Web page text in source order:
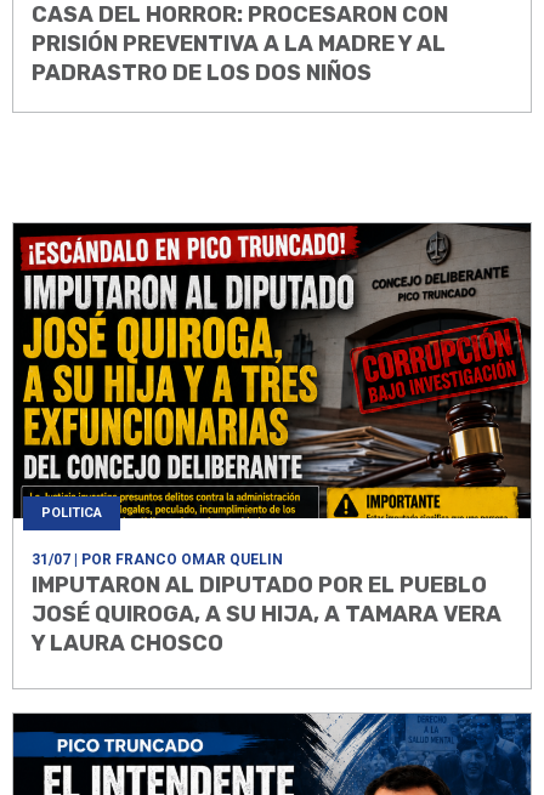
CASA DEL HORROR: PROCESARON CON
PRISIÓN PREVENTIVA A LA MADRE Y AL
PADRASTRO DE LOS DOS NIÑOS
POLITICA
31/07 | POR FRANCO OMAR QUELIN
IMPUTARON AL DIPUTADO POR EL PUEBLO
JOSÉ QUIROGA, A SU HIJA, A TAMARA VERA
Y LAURA CHOSCO